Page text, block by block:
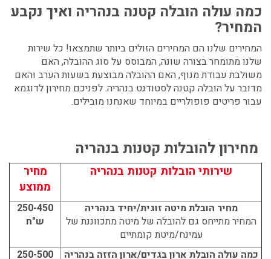
כמה עולה הובלה קטנה בנהריה ואיך נקבע
המחיר?
המחירים שלנו הם המחירים הזולים ביותר שתמצאו! כל שירות
שלנו מתומחר בצורה שונה, המבוסס על סוג ההובלה, האם
משולבת עבודת מנוף, האם ההובלה מבוצעת בשעות הערב והאם
מדובר על הובלה קטנה לסטודנט בנהריה. לפניכם מחירון לדוגמא
עבור פריטים פופולריים במיוחד שאנחנו מובילים.
מחירון להובלות קטנות בנהריה
שירותי הובלות קטנות בנהריה
מחיר
ממוצע
מחיר הובלת מיטה זוגית/יחיד בנהריה
המחיר מתייחס גם להובלה של מיטה מתכווננת של
עמינח/מיטת קומתיים
250-450
ש"ח
כמה עולה הובלת ארון בגדים/ארון הזזה בנהריה 250-500